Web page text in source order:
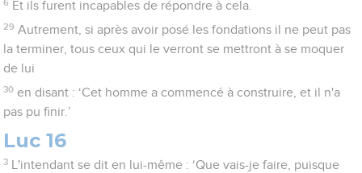
6 Et ils furent incapables de répondre à cela.
29 Autrement, si après avoir posé les fondations il ne peut pas
la terminer, tous ceux qui le verront se mettront à se moquer
de lui
30 en disant : ‘Cet homme a commencé à construire, et il n'a
pas pu finir.’
Luc 16
3
L'intendant se dit en lui-même : ‘Que vais-je faire, puisque